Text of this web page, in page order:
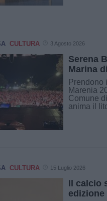
CULTURA 3 Agosto 2026
Serena
Marina
Prendono
Marenia
Comune
anima il
CULTURA 15 Luglio 2026
Il calcio